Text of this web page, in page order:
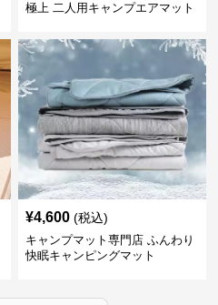
極上 二人用キャンプエアマット
¥4,600 (税込)
キャンプマット専門店 ふんわり
快眠キャンピングマット